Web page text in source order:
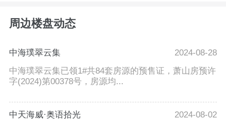
周边楼盘动态
中海璞翠云集
2024-08-28
中海璞翠云集已领1#共84套房源的预售证，萧山房预许
字(2024)第00378号，房源均...
中天海威·奥语拾光
2024-08-02